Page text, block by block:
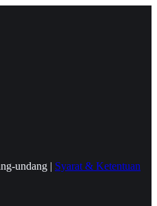
undang | Syarat & Ketentuan